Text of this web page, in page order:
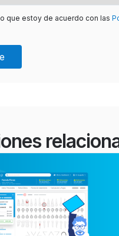
que estoy de acuerdo con las